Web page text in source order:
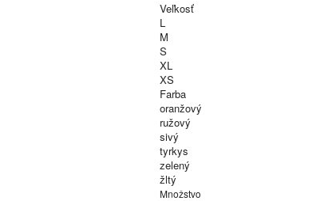
Veľkosť
L
M
S
XL
XS
Farba
oranžový
ružový
sivý
tyrkys
zelený
žltý
Množstvo